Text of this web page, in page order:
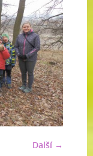
Další →